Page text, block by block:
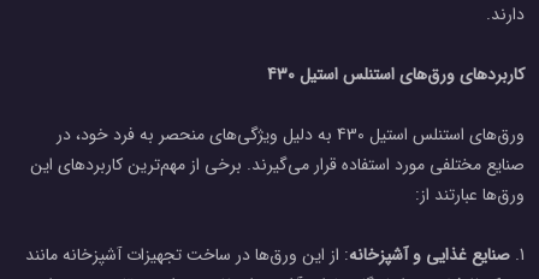
دارند.
کاربردهای ورق‌های استنلس استیل 430
ورق‌های استنلس استیل 430 به دلیل ویژگی‌های منحصر به فرد خود، در
صنایع مختلفی مورد استفاده قرار می‌گیرند. برخی از مهم‌ترین کاربردهای این
ورق‌ها عبارتند از:
1. صنایع غذایی و آشپزخانه: از این ورق‌ها در ساخت تجهیزات آشپزخانه مانند